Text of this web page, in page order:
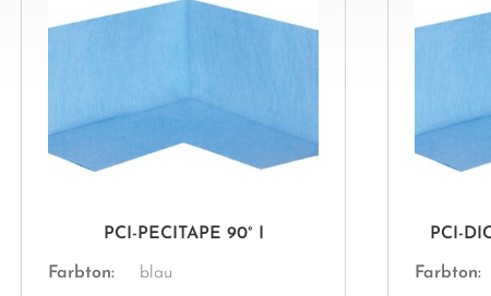
PCI-PECITAPE 90° I
Farbton: blau
PCI-
Farbton: